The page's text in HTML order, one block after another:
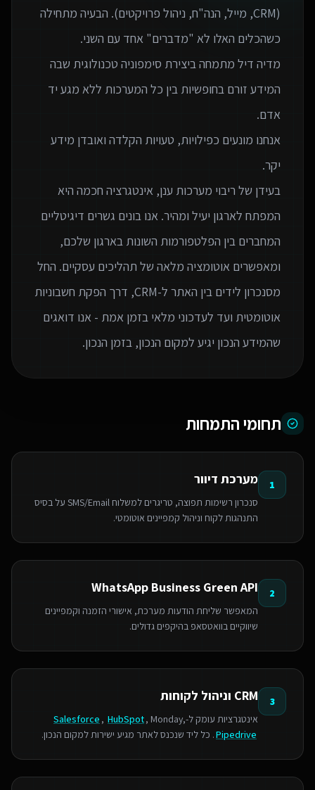
(CRM, מייל, הנה"ח, ניהול פרויקטים). הבעיה מתחילה
מדיה דיל מתמחה ביצירת סימפוניה טכנולוגית שבה
המידע זורם בחופשיות בין כל המערכות ללא מגע יד
אנחנו מונעים כפילויות, טעויות הקלדה ואובדן מידע
בעידן של ריבוי מערכות ענן, אינטגרציה חכמה היא
המפתח לארגון יעיל ומהיר. אנו בונים גשרים דיגיטליים
המחברים בין הפלטפורמות השונות בארגון שלכם,
ומאפשרים אוטומציה מלאה של תהליכים עסקיים. החל
מסנכרון לידים בין האתר ל-CRM, דרך הפקת חשבוניות
אוטומטית ועד לעדכוני מלאי בזמן אמת - אנו דואגים
שהמידע הנכון יגיע למקום הנכון, בזמן הנכון.
תחומי התמחות
1 מערכת דיוור
סנכרון רשימות תפוצה, טריגרים למשלוח SMS/Email על בסיס
התנהגות לקוח וניהול קמפיינים אוטומטי.
2
WhatsApp Business Green API
המאפשר שליחת הודעות מערכת, אישורי הזמנה וקמפיינים
שיווקיים בוואטסאפ בהיקפים גדולים.
3 CRM וניהול לקוחות
אינטגרציות עומק ל- Salesforce , HubSpot, Monday,
Pipedrive. כל ליד שנכנס לאתר מגיע ישירות למקום הנכון.